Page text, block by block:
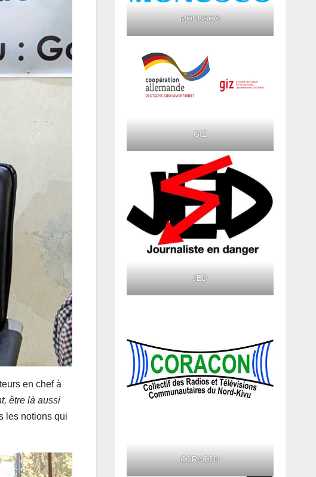
en chef à
être là aussi
les notions qui
MONUSCO
GIZ
JED
CORACON